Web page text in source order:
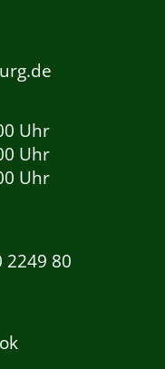
Uhr
Uhr
Uhr
2249 80